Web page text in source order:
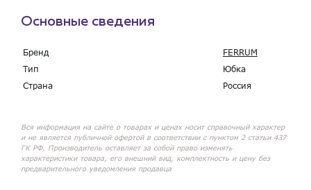
Основные сведения
Бренд
FERRUM
Тип
Юбка
Страна
Россия
Вся информация на сайте о товарах и ценах носит справочный характер
и не является публичной офертой в соответствии с пунктом 2 статьи 437
ГК РФ. Производитель оставляет за собой право изменять
характеристики товара, его внешний вид, комплектность и цену без
предварительного уведомления продавца